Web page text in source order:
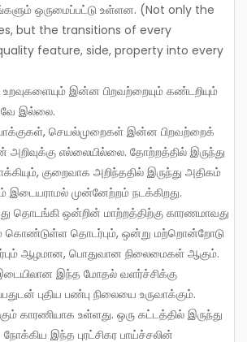
ஒருமைப்பட்டு உள்ளன. (Not only the
but the transitions of every
feature, side, property into every
உறவுகளையும் இன்ன பிறவற்றையும் கண்டறியும்
இல்லை.
செயல்முறைகள் இன்ன பிறவற்றைக்
அறிவுக்கு எல்லையில்லை. தோற்றத்தில் இருந்து
குறைவாக அறிந்ததில் இருந்து அதிகம்
இடையராமல் முன்னேற்றம் நடக்கிறது.
தொடங்கி ஒன்றின் மாற்றத்திற்கு காரணமாவது
தொடர்பும், ஒன்று மற்றொன்றோடு
ஆழமான, பொதுவான நிலைமைகள் ஆகும்.
இந்த மோதல் வளர்ச்சிக்கு
புதிய பண்பு நிலையை உருவாக்கும்.
காரணியாக உள்ளது. ஒரு கட்டத்தில் இருந்து
இந்த புரட்சிகர பாய்ச்சலின்